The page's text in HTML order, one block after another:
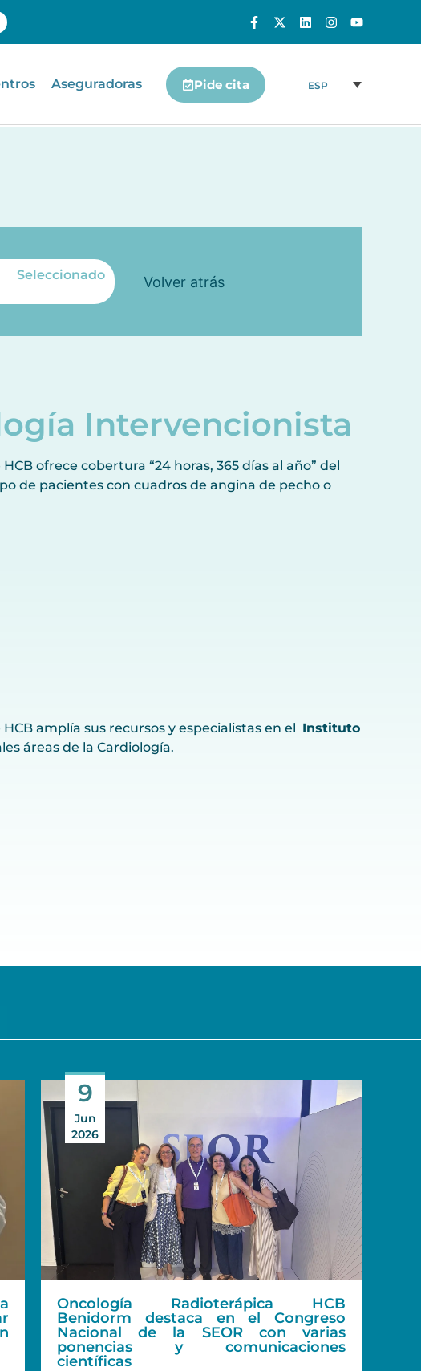
Aseguradoras Pide cita ESP
Volver atrás
Intervencionista
ofrece cobertura “24 horas, 365 días al año” del
de pacientes con cuadros de angina de pecho o
amplía sus recursos y especialistas en el Instituto
áreas de la Cardiología.
9
Jun
2026
Oncología Radioterápica HCB
Benidorm destaca en el Congreso
Nacional de la SEOR con varias
ponencias y comunicaciones
científicas